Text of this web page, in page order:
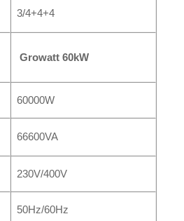
3/4+4+4
Growatt 60kW
60000W
66600VA
230V/400V
50Hz/60Hz